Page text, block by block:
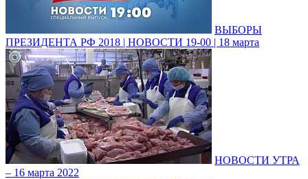
ВЫБОРЫ
ПРЕЗИДЕНТА РФ 2018 | НОВОСТИ 19-00 | 18 марта
НОВОСТИ УТРА
– 16 марта 2022